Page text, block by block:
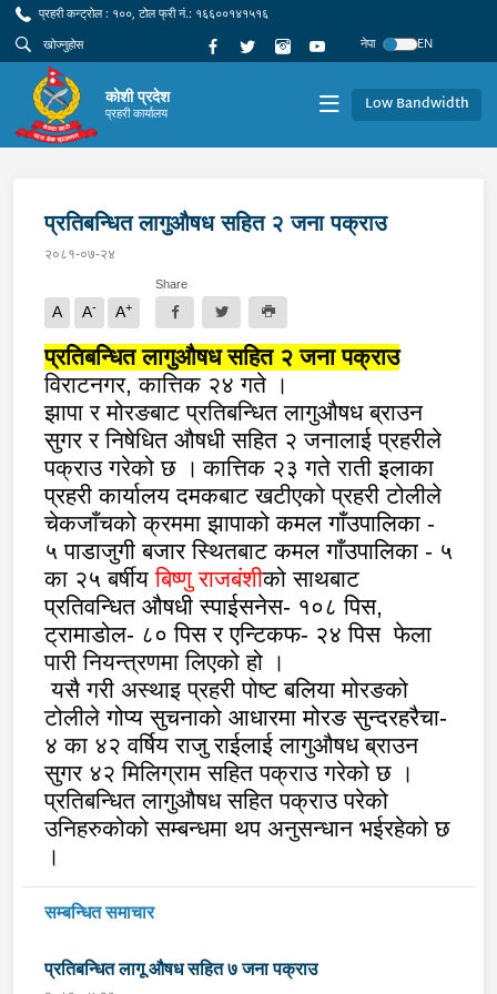
प्रहरी कन्ट्रोल : १००, टोल फ्री नं.: १६६००१४१५१६
नेपा
EN
कोशी प्रदेश
प्रहरी कार्यालय Low Bandwidth
प्रतिबन्धित लागुऔषध सहित २ जना पक्राउ
२०८१-०७-२४
A A- A+
Share
प्रतिबन्धित लागुऔषध सहित २ जना पक्राउ
विराटनगर,कात्तिक २४ गते ।
झापा र मोरङबाट प्रतिबन्धित लागुऔषध ब्राउन
सुगर र निषेधित औषधी सहित २ जनालाई प्रहरीले
पक्राउ गरेको छ । कात्तिक २३ गते रातीइलाका
प्रहरी कार्यालय दमकबाट खटीएको प्रहरी टोलीले
चेकजाँचको क्रममा झापाकोकमल गाँउपालिका -
५पाडाजुगी बजारस्थितबाटकमल गाँउपालिका - ५
का २५ बर्षीयबिष्णु राजबंशीको साथबाट
प्रतिवन्धित औषधी स्पाईसनेस- १०८ पिस,
ट्रामाडोल- ८० पिस र एन्टिकफ- २४ पिस फेला
पारी नियन्त्रणमा लिएको हो ।
यसै गरी अस्थाइ प्रहरी पोष्टबलिया मोरङको
टोलीलेगोप्य सुचनाको आधारमा मोरङ सुन्दरहरैचा-
४का ४२ वर्षियराजु राईलाई लागुऔषध ब्राउन
सुगर ४२ मिलिग्राम सहित पक्राउ गरेको छ ।
प्रतिबन्धित लागुऔषध सहित पक्राउ परेको
उनिहरुकोको सम्बन्धमा थप अनुसन्धान भईरहेको छ
।
सम्बन्धित समाचार
प्रतिबन्धित लागू औषध सहित ७ जना पक्राउ